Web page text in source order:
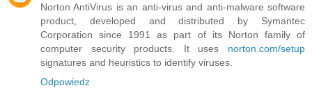
Norton AntiVirus is an anti-virus and anti-malware software
product, developed and distributed by Symantec
Corporation since 1991 as part of its Norton family of
computer security products. It uses norton.com/setup
signatures and heuristics to identify viruses.
Odpowiedz